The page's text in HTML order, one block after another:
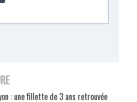
: une fillette de 3 ans retrouvée